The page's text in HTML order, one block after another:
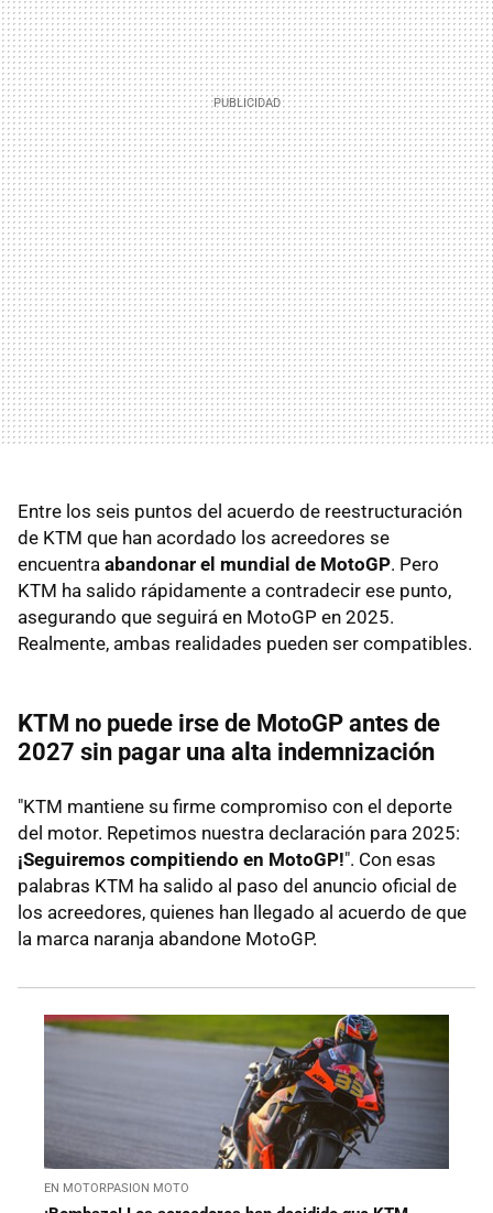
Entre los seis puntos del acuerdo de reestructuración
de KTM que han acordado los acreedores se
encuentra abandonar el mundial de MotoGP. Pero
KTM ha salido rápidamente a contradecir ese punto,
asegurando que seguirá en MotoGP en 2025.
Realmente, ambas realidades pueden ser compatibles.
KTM no puede irse de MotoGP antes de
2027 sin pagar una alta indemnización
"KTM mantiene su firme compromiso con el deporte
del motor. Repetimos nuestra declaración para 2025:
¡Seguiremos compitiendo en MotoGP!". Con esas
palabras KTM ha salido al paso del anuncio oficial de
los acreedores, quienes han llegado al acuerdo de que
la marca naranja abandone MotoGP.
EN MOTORPASION MOTO